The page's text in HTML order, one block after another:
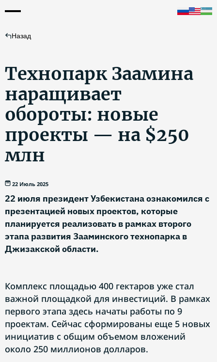
Назад
Технопарк Заамина
наращивает
обороты: новые
проекты — на $250
млн
22 Июль 2025
22 июля президент Узбекистана ознакомился с
презентацией новых проектов, которые
планируется реализовать в рамках второго
этапа развития Зааминского технопарка в
Джизакской области.
Комплекс площадью 400 гектаров уже стал
важной площадкой для инвестиций. В рамках
первого этапа здесь начаты работы по 9
проектам. Сейчас сформированы еще 5 новых
инициатив с общим объемом вложений
около 250 миллионов долларов.